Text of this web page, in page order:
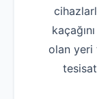
olan yeri